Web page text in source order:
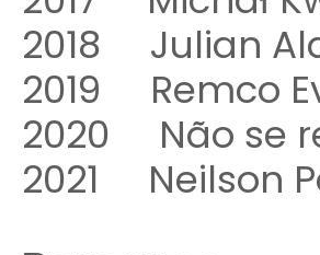
2018 Julian
2019 Remco
2020 Não se
2021 Neilson